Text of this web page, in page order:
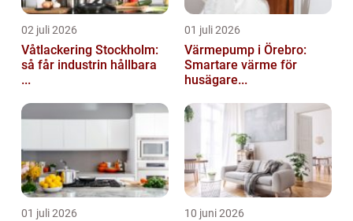
02 juli 2026
Våtlackering Stockholm:
så får industrin hållbara
...
01 juli 2026
Värmepump i Örebro:
Smartare värme för
husägare...
01 juli 2026 10 juni 2026